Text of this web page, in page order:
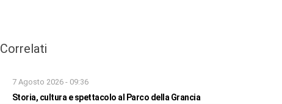
Correlati
7 Agosto 2026 - 09:36
Storia, cultura e spettacolo al Parco della Grancia